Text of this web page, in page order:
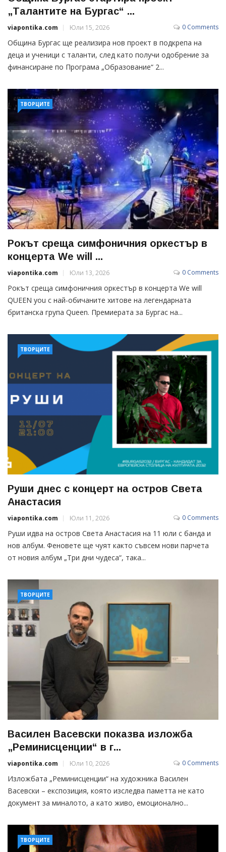
„Талантите на Бургас“ ...
viapontika.com Юли 15, 2026 0 Comments
Община Бургас ще реализира нов проект в подкрепа на
деца и ученици с таланти, след като получи одобрение за
финансиране по Програма „Образование“ 2...
ТВОРЦИТЕ
Рокът среща симфоничния оркестър в
концерта We will ...
viapontika.com Юли 13, 2026 0 Comments
Рокът среща симфоничния оркестър в концерта We will
QUEEN you с най-обичаните хитове на легендарната
британска група Queen. Премиерата за Бургас на...
ТВОРЦИТЕ
Руши днес с концерт на остров Света
Анастасия
viapontika.com Юли 11, 2026 0 Comments
Руши идва на остров Света Анастасия на 11 юли с банда и
нов албум. Феновете ще чуят както съвсем нови парчета
от новия албум „Три дни чудеса“, така...
ТВОРЦИТЕ
Василен Васевски показва изложба
„Реминисценции“ в г...
viapontika.com Юли 10, 2026 0 Comments
Изложбата „Реминисценции“ на художника Василен
Васевски – експозиция, която изследва паметта не като
документ за миналото, а като живо, емоционално...
ТВОРЦИТЕ